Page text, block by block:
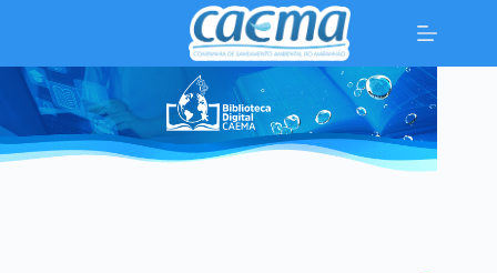
conteúdo